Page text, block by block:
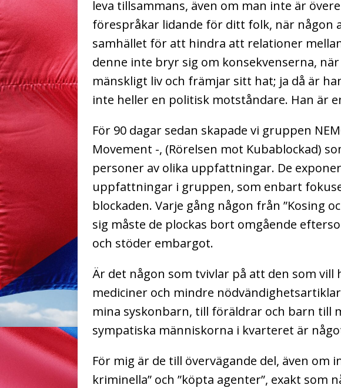
leva tillsammans, även om man inte är
förespråkar lidande för ditt folk, när någon
samhället för att hindra att relationer
denne inte bryr sig om konsekvenserna,
mänskligt liv och främjar sitt hat; ja då är
inte heller en politisk motståndare. Han är
För 90 dagar sedan skapade vi gruppen
Movement -, (Rörelsen mot Kubablockad)
personer av olika uppfattningar. De
uppfattningar i gruppen, som enbart
blockaden. Varje gång någon från ”Kosing
sig måste de plockas bort omgående
och stöder embargot.
Är det någon som tvivlar på att den som
mediciner och mindre
mina syskonbarn, till föräldrar och barn till
sympatiska människorna i kvarteret är
För mig är de till övervägande del, även om
kriminella” och ”köpta agenter”, exakt som